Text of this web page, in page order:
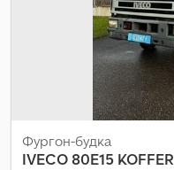
Фургон-будка
IVECO80E15 KOFFER